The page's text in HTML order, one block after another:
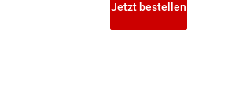
Jetzt bestellen